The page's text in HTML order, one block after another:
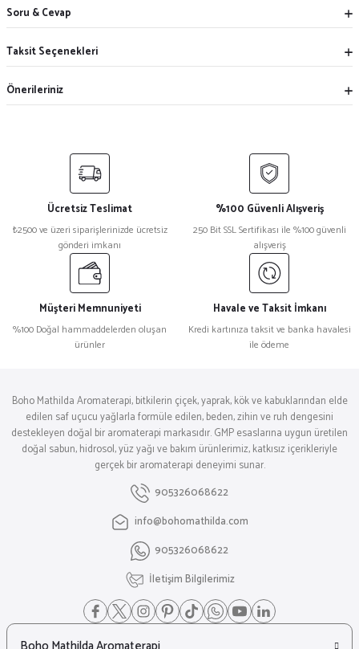
Soru & Cevap
Taksit Seçenekleri
Önerileriniz
Ücretsiz Teslimat
₺2500 ve üzeri siparişlerinizde ücretsiz
gönderi imkanı
%100 Güvenli Alışveriş
250 Bit SSL Sertifikası ile %100 güvenli
alışveriş
Müşteri Memnuniyeti
%100 Doğal hammaddelerden oluşan
ürünler
Havale ve Taksit İmkanı
Kredi kartınıza taksit ve banka havalesi
ile ödeme
Boho Mathilda Aromaterapi, bitkilerin çiçek, yaprak, kök ve kabuklarından elde
edilen saf uçucu yağlarla formüle edilen, beden, zihin ve ruh dengesini
destekleyen doğal bir aromaterapi markasıdır. GMP esaslarına uygun üretilen
doğal sabun, hidrosol, yüz yağı ve bakım ürünlerimiz, katkısız içerikleriyle
gerçek bir aromaterapi deneyimi sunar.
905326068622
info@bohomathilda.com
905326068622
İletişim Bilgilerimiz